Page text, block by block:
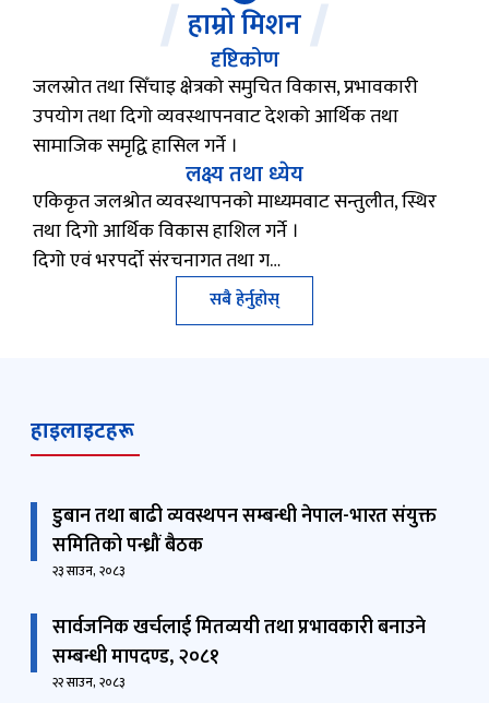
हाम्रो मिशन
दृष्टिकोण
जलस्रोत तथा सिँचाइ क्षेत्रको समुचित विकास, प्रभावकारी
उपयोग तथा दिगो व्यवस्थापनवाट देशको आर्थिक तथा
सामाजिक समृद्वि हासिल गर्ने ।
लक्ष्य तथा ध्येय
एकिकृत जलश्रोत व्यवस्थापनको माध्यमवाट सन्तुलीत, स्थिर
तथा दिगो आर्थिक विकास हाशिल गर्ने ।
दिगो एवं भरपर्दो संरचनागत तथा ग…
सबै हेर्नुहोस्
हाइलाइटहरू
डुबान तथा बाढी व्यवस्थपन सम्बन्धी नेपाल-भारत संयुक्त
समितिको पन्ध्रौं बैठक
२३ साउन, २०८३
सार्वजनिक खर्चलाई मितव्ययी तथा प्रभावकारी बनाउने
सम्बन्धी मापदण्ड, २०८१
२२ साउन, २०८३